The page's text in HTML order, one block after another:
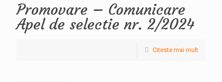
Promovare – Comunicare
Apel de selectie nr. 2/2024
Citeste mai mult